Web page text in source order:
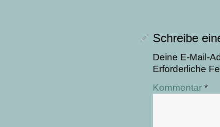
Schreibe
Deine E-Mail-
Erforderliche
Kommentar *